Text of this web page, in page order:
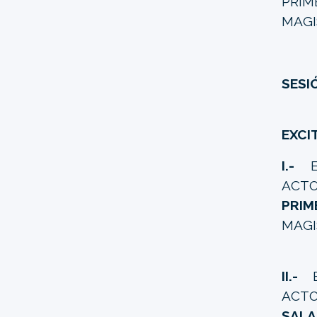
I.-
II.-